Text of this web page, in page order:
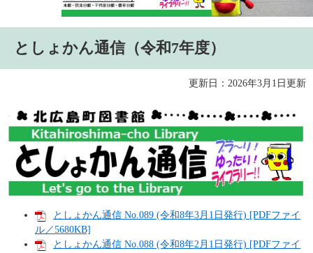
としょかん通信（令和7年度）
更新日：2026年3月1日更新
としょかん通信 No.089 (令和8年3月1日発行) [PDFファイ
ル／5680KB]
としょかん通信 No.088 (令和8年2月1日発行) [PDFファイ